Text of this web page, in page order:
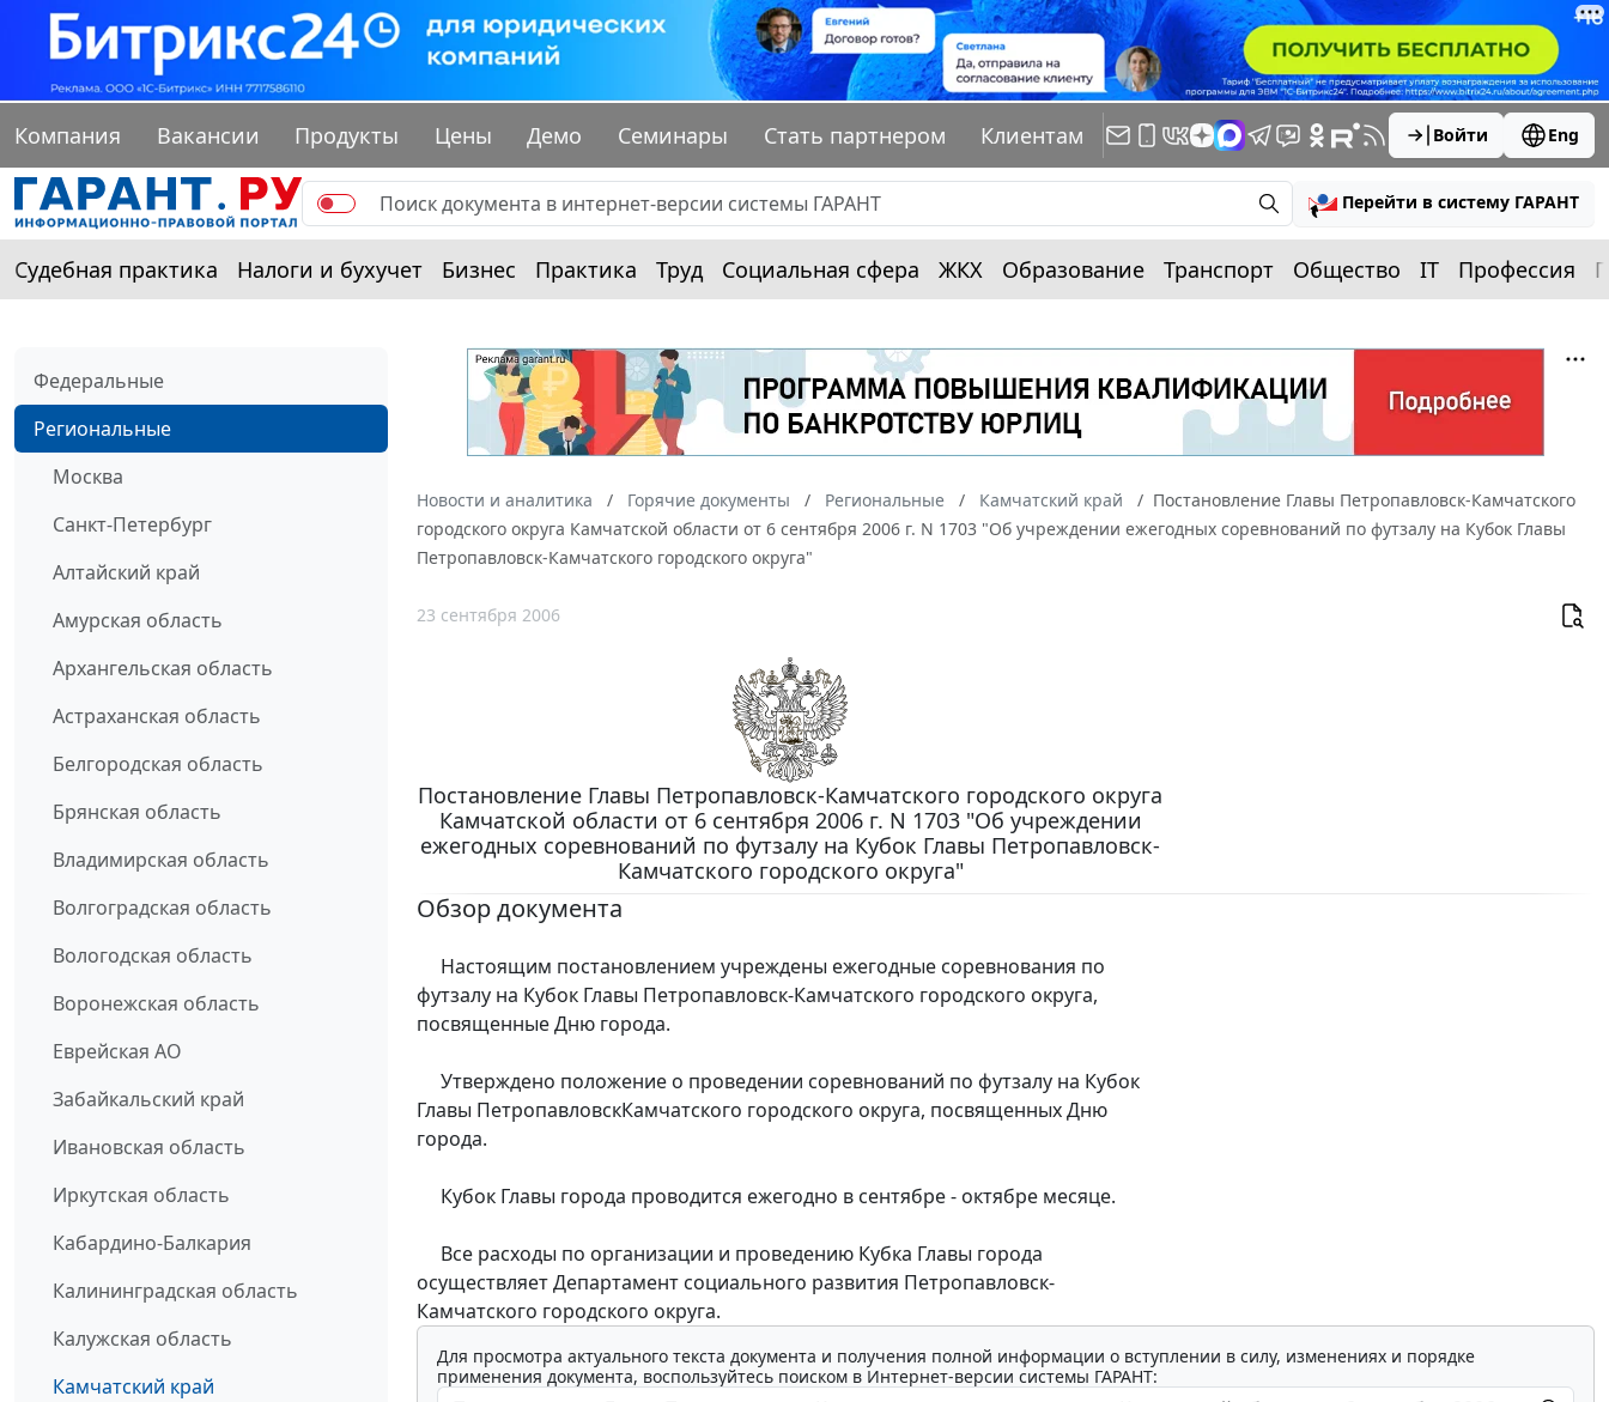
Компания Вакансии Продукты Цены Демо Семинары Стать партнером Клиентам Войти Eng
Перейти в систему ГАРАНТ
Судебная практика Налоги и бухучет Бизнес Практика Труд Социальная сфера ЖКХ Образование Транспорт Общество IT Профессия
Федеральные
Региональные
Москва
Санкт-Петербург
Алтайский край
Амурская область
Архангельская область
Астраханская область
Белгородская область
Брянская область
Владимирская область
Волгоградская область
Вологодская область
Воронежская область
Еврейская АО
Забайкальский край
Ивановская область
Иркутская область
Кабардино-Балкария
Калининградская область
Калужская область
Камчатский край
Новости и аналитика Горячие документы Региональные Камчатский край
Постановление Главы Петропавловск-Камчатского
городского округа Камчатской области от 6 сентября 2006 г. N 1703 "Об учреждении ежегодных соревнований по футзалу на Кубок Главы
Петропавловск-Камчатского городского округа"
23 сентября 2006
Постановление Главы Петропавловск-Камчатского городского округа
Камчатской области от 6 сентября 2006 г. N 1703 "Об учреждении
ежегодных соревнований по футзалу на Кубок Главы Петропавловск-
Камчатского городского округа"
Обзор документа
Настоящим постановлением учреждены ежегодные соревнования по
футзалу на Кубок Главы Петропавловск-Камчатского городского округа,
посвященные Дню города.
Утверждено положение о проведении соревнований по футзалу на Кубок
Главы ПетропавловскКамчатского городского округа, посвященных Дню
города.
Кубок Главы города проводится ежегодно в сентябре - октябре месяце.
Все расходы по организации и проведению Кубка Главы города
осуществляет Департамент социального развития Петропавловск-
Камчатского городского округа.
Для просмотра актуального текста документа и получения полной информации о вступлении в силу, изменениях и порядке
применения документа, воспользуйтесь поиском в Интернет-версии системы ГАРАНТ: